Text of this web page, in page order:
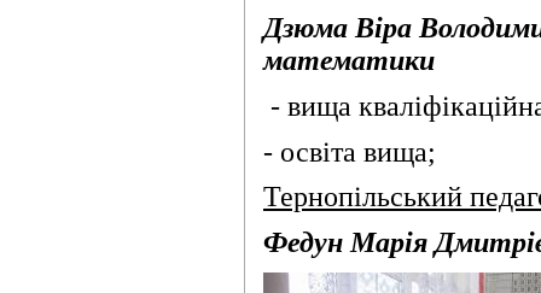
Дзюма Віра
математики
- вища
- освіта вища;
Тернопільський
Федун Марія